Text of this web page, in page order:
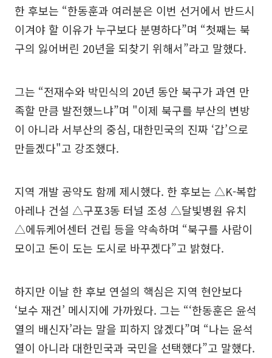
한 후보는 “한동훈과 여러분은 이번 선거에서 반드시
이겨야 할 이유가 누구보다 분명하다”며 “첫째는 북
구의 잃어버린 20년을 되찾기 위해서”라고 말했다.
그는 “전재수와 박민식의 20년 동안 북구가 과연 만
족할 만큼 발전했느냐”며 "이제 북구를 부산의 변방
이 아니라 서부산의 중심, 대한민국의 진짜 ‘갑’으로
만들겠다"고 강조했다.
지역 개발 공약도 함께 제시했다. 한 후보는 △K-복합
아레나 건설 △구포3동 터널 조성 △달빛병원 유치
△에듀케어센터 건립 등을 약속하며 “북구를 사람이
모이고 돈이 도는 도시로 바꾸겠다”고 밝혔다.
하지만 이날 한 후보 연설의 핵심은 지역 현안보다
‘보수 재건’ 메시지에 가까웠다. 그는 “‘한동훈은 윤석
열의 배신자’라는 말을 피하지 않겠다”며 “나는 윤석
열이 아니라 대한민국과 국민을 선택했다”고 말했다.